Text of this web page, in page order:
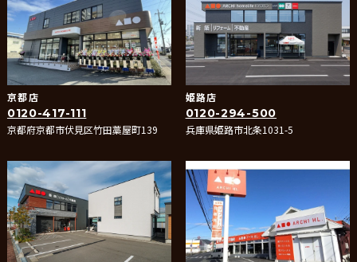
京都店
0120-417-111
京都府京都市伏見区竹田藁屋町139
姫路店
0120-294-500
兵庫県姫路市北条1031-5